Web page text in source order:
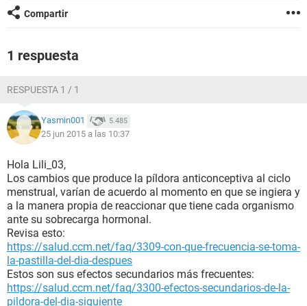
Compartir
1 respuesta
RESPUESTA 1 / 1
Yasmin001 5.485
25 jun 2015 a las 10:37
Hola Lili_03,
Los cambios que produce la píldora anticonceptiva al ciclo
menstrual, varían de acuerdo al momento en que se ingiera y
a la manera propia de reaccionar que tiene cada organismo
ante su sobrecarga hormonal.
Revisa esto:
https://salud.ccm.net/faq/3309-con-que-frecuencia-se-toma-
la-pastilla-del-dia-despues
Estos son sus efectos secundarios más frecuentes:
https://salud.ccm.net/faq/3300-efectos-secundarios-de-la-
pildora-del-dia-siguiente